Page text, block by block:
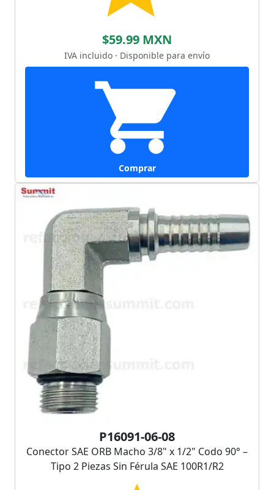
$59.99 MXN
IVA incluido · Disponible para envío
Comprar
P16091-06-08
Conector SAE ORB Macho 3/8" x 1/2" Codo 90° –
Tipo 2 Piezas Sin Férula SAE 100R1/R2